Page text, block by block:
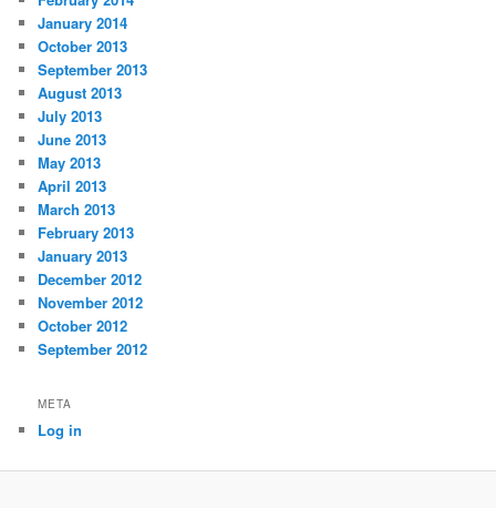
January 2014
October 2013
September 2013
August 2013
July 2013
June 2013
May 2013
April 2013
March 2013
February 2013
January 2013
December 2012
November 2012
October 2012
September 2012
META
Log in